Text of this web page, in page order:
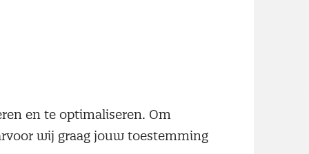
is van
wil
-en sociale
en te optimaliseren. Om
wij graag jouw toestemming